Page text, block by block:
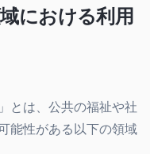
における利用
とは、公共の福祉や社
能性がある以下の領域